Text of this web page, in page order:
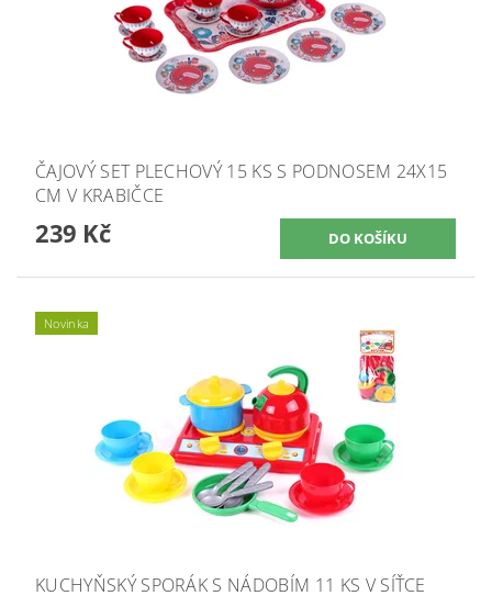
ČAJOVÝ SET PLECHOVÝ 15 KS S PODNOSEM 24X15
CM V KRABIČCE
239 Kč
Novinka
KUCHYŇSKÝ SPORÁK S NÁDOBÍM 11 KS V SÍŤCE